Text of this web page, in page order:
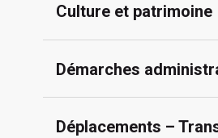
Culture et patrimoine
Démarches
Déplacements –